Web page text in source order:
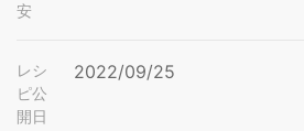
安
レシ
ピ公
開日
2022/09/25